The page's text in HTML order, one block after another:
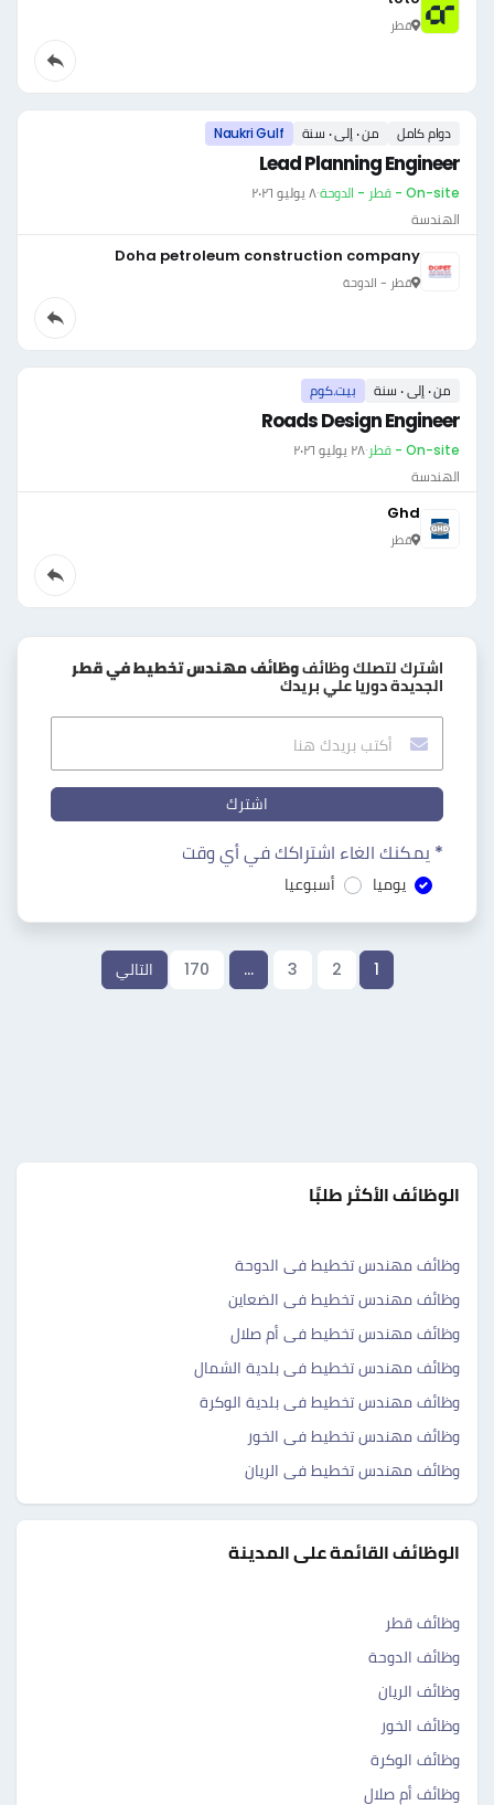
قطر
دوام كامل من ٠ إلى ٠ سنة Naukri Gulf
Lead Planning Engineer
On-site - قطر - الدوحة ·٨ يوليو ٢٠٢٦
الهندسة
Doha petroleum construction company
قطر - الدوحة
من ٠ إلى ٠ سنة بيت.كوم
Roads Design Engineer
On-site - قطر ·٢٨ يوليو ٢٠٢٦
الهندسة
Ghd
قطر
اشترك لتصلك وظائفوظائف مهندس تخطيط في قطر
الجديدة دوريا علي بريدك
اشترك
* يمكنك الغاء اشتراكك في أي وقت
يوميا أسبوعيا
1
2
3
…
170 التالي
الوظائف الأكثر طلبًا
وظائف مهندس تخطيط فى الدوحة
وظائف مهندس تخطيط فى الضعاين
وظائف مهندس تخطيط فى أم صلال
وظائف مهندس تخطيط فى بلدية الشمال
وظائف مهندس تخطيط فى بلدية الوكرة
وظائف مهندس تخطيط فى الخور
وظائف مهندس تخطيط فى الريان
الوظائف القائمة على المدينة
وظائف قطر
وظائف الدوحة
وظائف الريان
وظائف الخور
وظائف الوكرة
وظائف أم صلال